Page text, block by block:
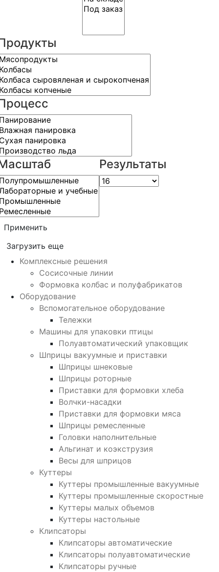
Результаты
Применить
Загрузить еще
Комплексные решения
Сосисочные линии
Формовка колбас и полуфабрикатов
Оборудование
Вспомогательное оборудование
Тележки
Машины для упаковки птицы
Полуавтоматический упаковщик
Шприцы вакуумные и приставки
Шприцы шнековые
Шприцы роторные
Приставки для формовки хлеба
Волчки-насадки
Приставки для формовки мяса
Шприцы ремесленные
Головки наполнительные
Альгинат и коэкструзия
Весы для шприцов
Куттеры
Куттеры промышленные вакуумные
Куттеры промышленные скоростные
Куттеры малых объемов
Куттеры настольные
Клипсаторы
Клипсаторы автоматические
Клипсаторы полуавтоматические
Клипсаторы ручные